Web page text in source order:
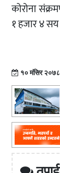
कोरोना
१ हजार ४
१० मंसिर